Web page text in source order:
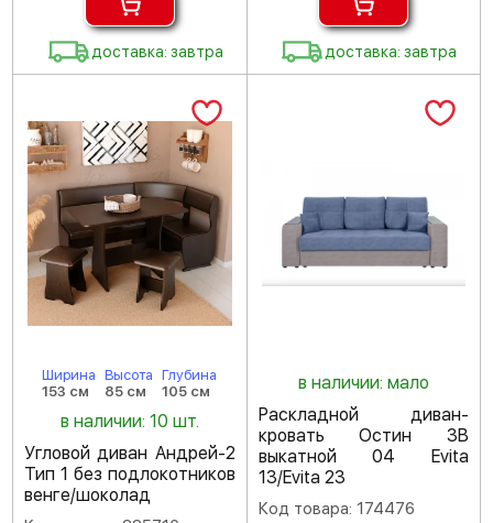
доставка: завтра доставка: завтра
Ширина
153 см
Высота
85 см
Глубина
105 см
в наличии: 10 шт.
Угловой диван Андрей-2
Тип 1 без подлокотников
венге/шоколад
в наличии: мало
Раскладной диван-
кровать Остин 3В
выкатной 04 Evita
13/Evita 23
Код товара: 174476